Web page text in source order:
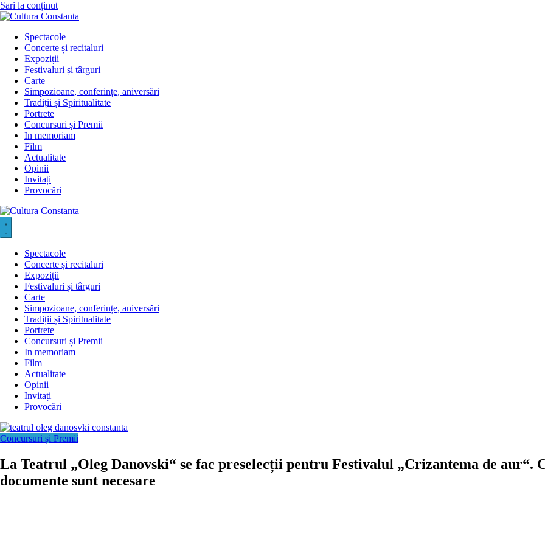
Sari la conținut
Spectacole
Concerte și recitaluri
Expoziții
Festivaluri și târguri
Carte
Simpozioane, conferințe, aniversări
Tradiții și Spiritualitate
Portrete
Concursuri și Premii
In memoriam
Film
Actualitate
Opinii
Invitați
Provocări
Spectacole
Concerte și recitaluri
Expoziții
Festivaluri și târguri
Carte
Simpozioane, conferințe, aniversări
Tradiții și Spiritualitate
Portrete
Concursuri și Premii
In memoriam
Film
Actualitate
Opinii
Invitați
Provocări
Concursuri și Premii
La Teatrul „Oleg Danovski“ se fac preselecții pentru Festivalul „Crizantema de aur“.
documente sunt necesare